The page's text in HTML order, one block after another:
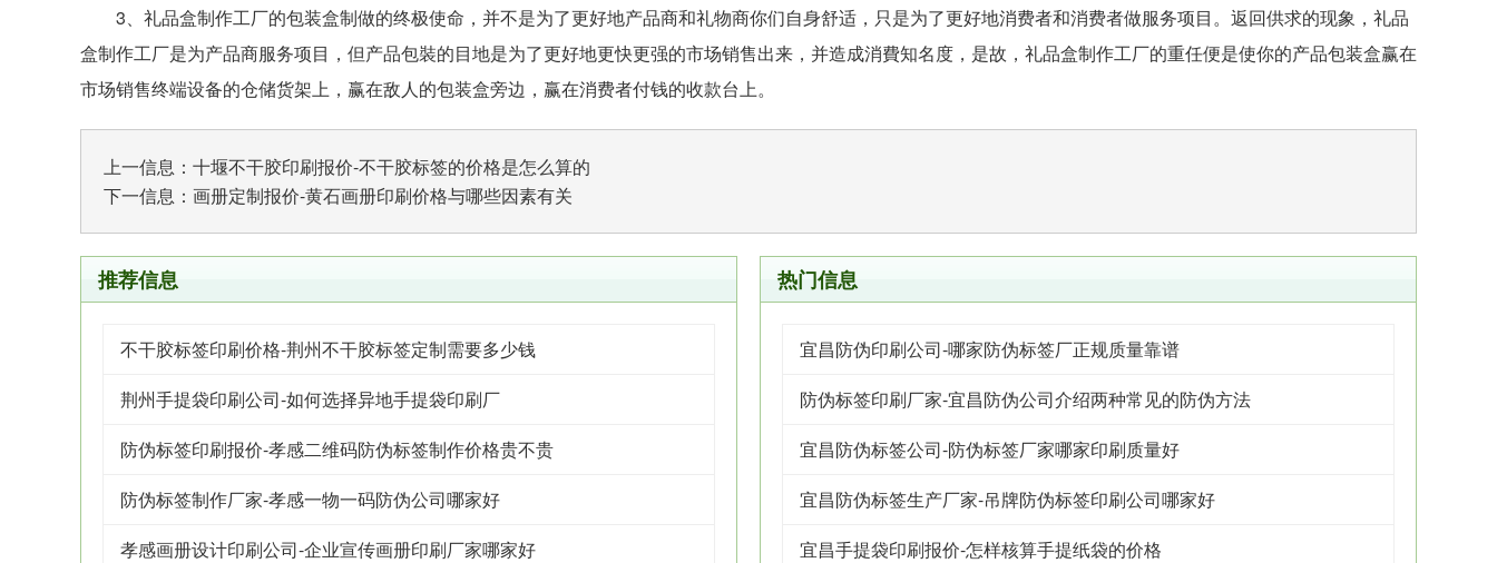
3、礼品盒制作工厂的包装盒制做的终极使命，并不是为了更好地产品商和礼物商你们自身舒适，只是为了更好地消费者和消费者做服务项目。返回供求的现象，礼品
盒制作工厂是为产品商服务项目，但产品包裝的目地是为了更好地更快更强的市场销售出来，并造成消費知名度，是故，礼品盒制作工厂的重任便是使你的产品包装盒赢在
市场销售终端设备的仓储货架上，赢在敌人的包装盒旁边，赢在消费者付钱的收款台上。
上一信息： 十堰不干胶印刷报价-不干胶标签的价格是怎么算的
下一信息： 画册定制报价-黄石画册印刷价格与哪些因素有关
推荐信息
不干胶标签印刷价格-荆州不干胶标签定制需要多少钱
荆州手提袋印刷公司-如何选择异地手提袋印刷厂
防伪标签印刷报价-孝感二维码防伪标签制作价格贵不贵
防伪标签制作厂家-孝感一物一码防伪公司哪家好
孝感画册设计印刷公司-企业宣传画册印刷厂家哪家好
热门信息
宜昌防伪印刷公司-哪家防伪标签厂正规质量靠谱
防伪标签印刷厂家-宜昌防伪公司介绍两种常见的防伪方法
宜昌防伪标签公司-防伪标签厂家哪家印刷质量好
宜昌防伪标签生产厂家-吊牌防伪标签印刷公司哪家好
宜昌手提袋印刷报价-怎样核算手提纸袋的价格